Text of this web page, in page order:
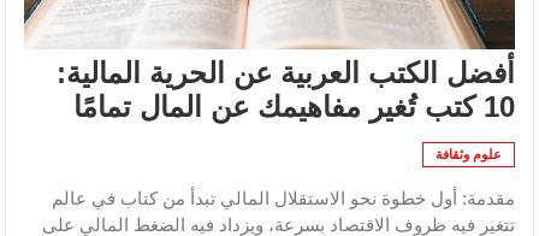
أفضل الكتب العربية عن الحرية المالية:
10 كتب تُغير مفاهيمك عن المال تمامًا
علوم وثقافة
مقدمة: أول خطوة نحو الاستقلال المالي تبدأ من كتاب في عالم
تتغير فيه ظروف الاقتصاد بسرعة، ويزداد فيه الضغط المالي على